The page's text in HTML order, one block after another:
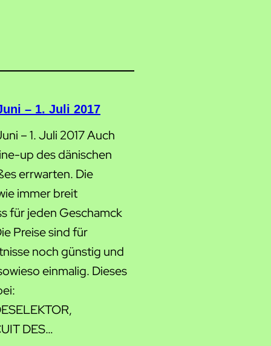
– 1. Juli 2017
– 1. Juli 2017 Auch
up des dänischen
errwarten. Die
immer breit
für jeden Geschamck
Preise sind für
noch günstig und
einmalig. Dieses
DES…